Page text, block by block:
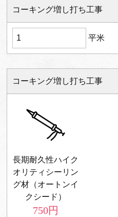
コーキング増し打ち工事
平米
コーキング増し打ち工事
長期耐久性ハイク
オリティシーリン
グ材（オートンイ
クシード）
750円